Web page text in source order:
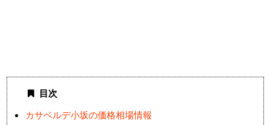
目次
カサベルデ小坂の価格相場情報